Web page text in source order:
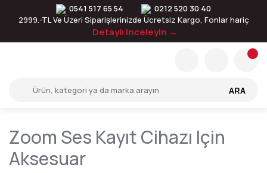
0541 517 65 54
0212 520 30 40
2999.-TL Ve Üzeri Siparişlerinizde Ücretsiz Kargo, Fonlar hariç
Detaylı inceleyin →
ARA
Zoom Ses Kayıt Cihazı Için
Aksesuar